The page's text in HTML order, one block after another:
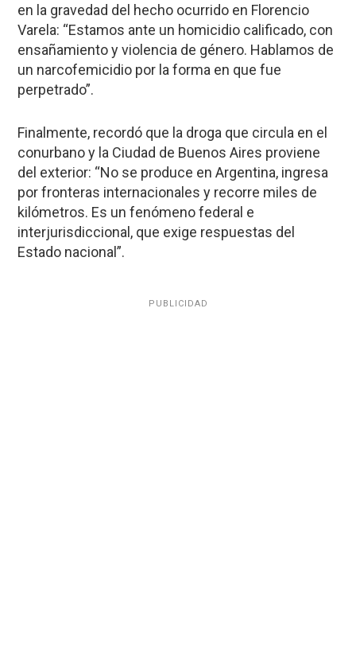
en la gravedad del hecho ocurrido en Florencio
Varela: “Estamos ante un homicidio calificado, con
ensañamiento y violencia de género. Hablamos de
un narcofemicidio por la forma en que fue
perpetrado”.
Finalmente, recordó que la droga que circula en el
conurbano y la Ciudad de Buenos Aires proviene
del exterior: “No se produce en Argentina, ingresa
por fronteras internacionales y recorre miles de
kilómetros. Es un fenómeno federal e
interjurisdiccional, que exige respuestas del
Estado nacional”.
PUBLICIDAD